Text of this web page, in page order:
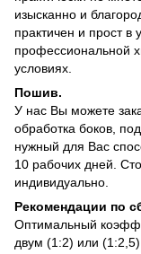
изысканно и
практичен и прост
профессиональной
условиях.
Пошив.
У нас Вы можете
обработка боков,
нужный для Вас
10 рабочих дней.
индивидуально.
Рекомендации по
Оптимальный
двум (1:2) или